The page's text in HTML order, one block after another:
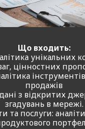
Що входить:
унікальних
цінностних
продажів
з відкритих
згадувань в мережі.
та послуги: